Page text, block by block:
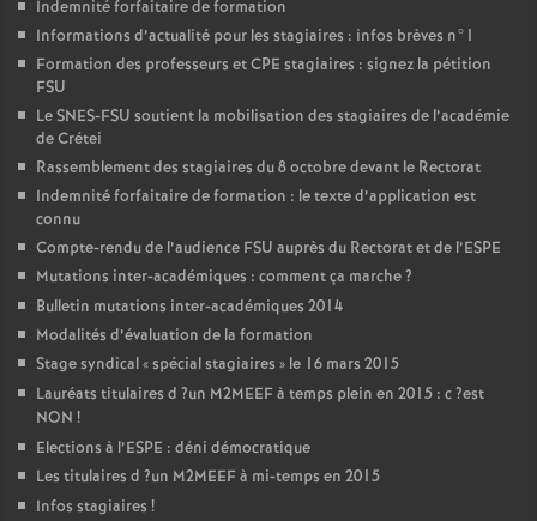
Indemnité forfaitaire de formation
Informations d’actualité pour les stagiaires : infos brèves n°1
Formation des professeurs etCPE stagiaires : signez la pétition
FSU
LeSNES-FSU soutient la mobilisation des stagiaires de l’académie
de Crétei
Rassemblement des stagiaires du 8 octobre devant le Rectorat
Indemnité forfaitaire de formation : le texte d’application est
connu
Compte-rendu de l’audience FSU auprès du Rectorat et de l’ESPE
Mutations inter-académiques : comment ça marche?
Bulletin mutations inter-académiques 2014
Modalités d’évaluation de la formation
Stage syndical «spécial stagiaires » le 16 mars 2015
Lauréats titulaires d ?un M2MEEFà temps plein en 2015 : c?est
NON !
Elections à l’ESPE : déni démocratique
Les titulaires d ?un M2MEEFà mi-temps en 2015
Infos stagiaires !